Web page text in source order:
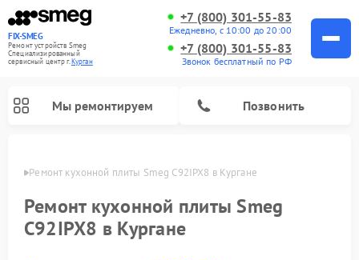
FIX-SMEG
Ремонт устройств Smeg
Специализированный
cервисный центр г.Курган
+7 (800) 301-55-83
Ежедневно, с 10:00 до 20:00
+7 (800) 301-55-83
Звонок бесплатный по РФ
Мы ремонтируем Позвонить
Ремонт кухонной плиты Smeg C92IPX8 в Кургане
Ремонт кухонной плиты Smeg
C92IPX8 в Кургане